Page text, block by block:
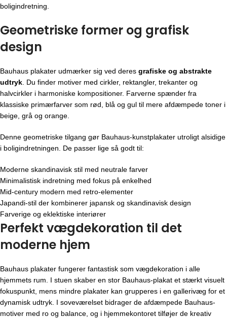
boligindretning.
Geometriske former og grafisk
design
Bauhaus plakater udmærker sig ved deres grafiske og abstrakte
udtryk . Du finder motiver med cirkler, rektangler, trekanter og
halvcirkler i harmoniske kompositioner. Farverne spænder fra
klassiske primærfarver som rød, blå og gul til mere afdæmpede toner i
beige, grå og orange.
Denne geometriske tilgang gør Bauhaus-kunstplakater utroligt alsidige
i boligindretningen. De passer lige så godt til:
Moderne skandinavisk stil med neutrale farver
Minimalistisk indretning med fokus på enkelhed
Mid-century modern med retro-elementer
Japandi-stil der kombinerer japansk og skandinavisk design
Farverige og eklektiske interiører
Perfekt vægdekoration til det
moderne hjem
Bauhaus plakater fungerer fantastisk som vægdekoration i alle
hjemmets rum. I stuen skaber en stor Bauhaus-plakat et stærkt visuelt
fokuspunkt, mens mindre plakater kan grupperes i en gallerivæg for et
dynamisk udtryk. I soveværelset bidrager de afdæmpede Bauhaus-
motiver med ro og balance, og i hjemmekontoret tilføjer de kreativ